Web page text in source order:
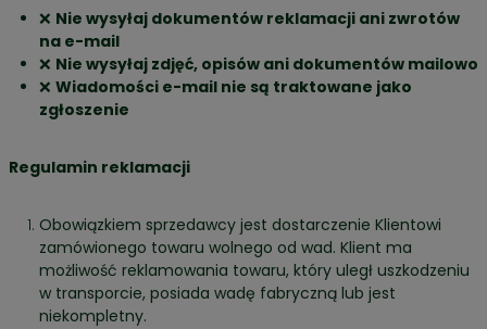
❌ Nie wysyłaj dokumentów reklamacji ani zwrotów
na e-mail
❌ Nie wysyłaj zdjęć, opisów ani dokumentów mailowo
❌ Wiadomości e-mail nie są traktowane jako
zgłoszenie
Regulamin reklamacji
Obowiązkiem sprzedawcy jest dostarczenie Klientowi
zamówionego towaru wolnego od wad. Klient ma
możliwość reklamowania towaru, który uległ uszkodzeniu
w transporcie, posiada wadę fabryczną lub jest
niekompletny.